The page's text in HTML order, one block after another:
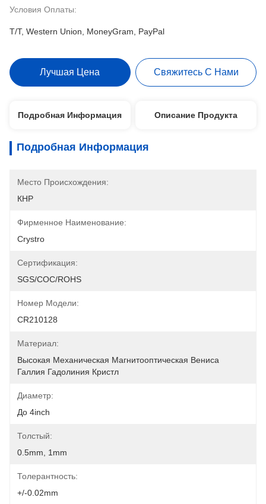
Условия Оплаты:
T/T, Western Union, MoneyGram, PayPal
Лучшая Цена Свяжитесь С Нами
Подробная Информация Описание Продукта
Подробная Информация
Место Происхождения:
КНР
Фирменное Наименование:
Crystro
Сертификация:
SGS/COC/ROHS
Номер Модели:
CR210128
Материал:
Высокая Механическая Магнитооптическая Вениса
Галлия Гадолиния Кристл
Диаметр:
До 4inch
Толстый:
0.5mm, 1mm
Толерантность:
+/-0.02mm